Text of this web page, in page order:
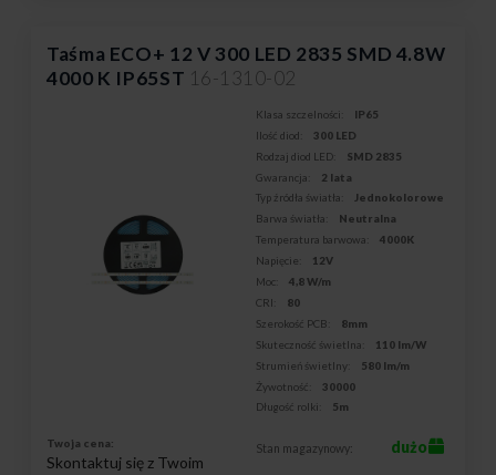
Taśma ECO+ 12 V 300 LED 2835 SMD 4.8W
4000 K IP65ST 16-1310-02
Klasa szczelności:
IP65
Ilość diod:
300 LED
Rodzaj diod LED:
SMD 2835
Gwarancja:
2 lata
Typ źródła światła:
Jednokolorowe
Barwa światła:
Neutralna
Temperatura barwowa:
4000K
Napięcie:
12V
Moc:
4,8 W/m
CRI:
80
Szerokość PCB:
8mm
Skuteczność świetlna:
110 lm/W
Strumień świetlny:
580 lm/m
Żywotność:
30000
Długość rolki:
5m
Twoja cena:
Skontaktuj się z Twoim
Stan magazynowy: dużo